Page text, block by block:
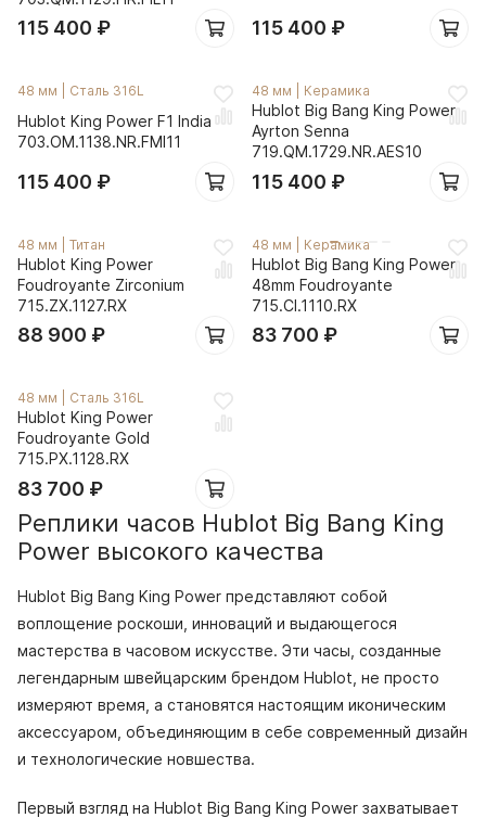
115 400 ₽ 115 400 ₽
48 мм Сталь 316L
Hublot King Power F1 India
703.OM.1138.NR.FMI11
115 400 ₽
48 мм Керамика
Hublot Big Bang King Power
Ayrton Senna
719.QM.1729.NR.AES10
115 400 ₽
48 мм Титан
Hublot King Power
Foudroyante Zirconium
715.ZX.1127.RX
88 900 ₽
48 мм Керамика
Hublot Big Bang King Power
48mm Foudroyante
715.CI.1110.RX
83 700 ₽
48 мм Сталь 316L
Hublot King Power
Foudroyante Gold
715.PX.1128.RX
83 700 ₽
Реплики часов Hublot Big Bang King
Power высокого качества
Hublot Big Bang King Power представляют собой
воплощение роскоши, инноваций и выдающегося
мастерства в часовом искусстве. Эти часы, созданные
легендарным швейцарским брендом Hublot, не просто
измеряют время, а становятся настоящим иконическим
аксессуаром, объединяющим в себе современный дизайн
и технологические новшества.
Первый взгляд на Hublot Big Bang King Power захватывает